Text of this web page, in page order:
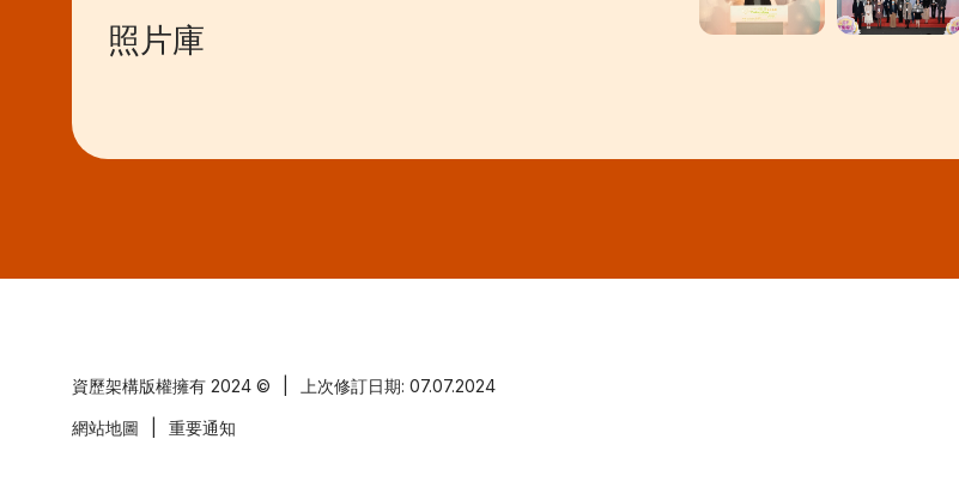
照片庫
資歷架構版權擁有 2024 © 上次修訂日期: 07.07.2024
網站地圖 重要通知